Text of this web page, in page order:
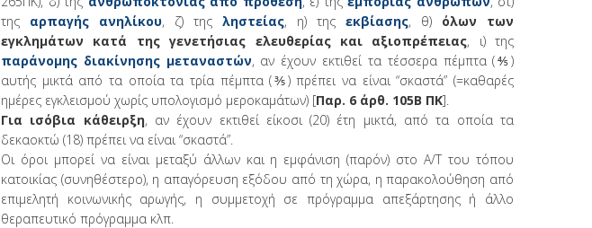
της αρπαγής ανηλίκου, ζ) της ληστείας, η) της εκβίασης, θ) όλων των
εγκλημάτων κατά της γενετήσιας ελευθερίας και αξιοπρέπειας, ι) της
παράνομης διακίνησης μεταναστών, αν έχουν εκτιθεί τα τέσσερα πέμπτα (⅘)
αυτής μικτά από τα οποία τα τρία πέμπτα (⅗) πρέπει να είναι “σκαστά” (=καθαρές
ημέρες εγκλεισμού χωρίς υπολογισμό μεροκαμάτων) [Παρ. 6 άρθ. 105Β ΠΚ].
Για ισόβια κάθειρξη, αν έχουν εκτιθεί είκοσι (20) έτη μικτά, από τα οποία τα
δεκαοκτώ (18) πρέπει να είναι “σκαστά”.
Οι όροι μπορεί να είναι μεταξύ άλλων και η εμφάνιση (παρόν) στο Α/Τ του τόπου
κατοικίας (συνηθέστερο), η απαγόρευση εξόδου από τη χώρα, η παρακολούθηση από
επιμελητή κοινωνικής αρωγής, η συμμετοχή σε πρόγραμμα απεξάρτησης ή άλλο
θεραπευτικό πρόγραμμα κλπ.